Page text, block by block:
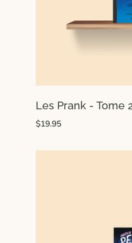
Les Prank - Tome
$19.95